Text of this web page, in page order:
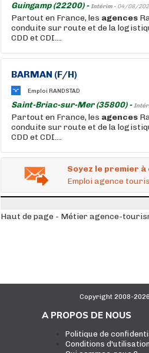
Guingamp (22200) -Intérim - 04/08/
Partout en France, les agences
conduite sur route et de la
CDD et CDI....
BARMAN (F/H)
Emploi RANDSTAD
Saint-Briac-sur-Mer (35800) -
Partout en France, les agences
conduite sur route et de la
CDD et CDI....
Soyez le premier
Emploi agence
Haut de page - Métier agence-
Copyright 2008-
A PROPOS DE NOUS
Politique de
Conditions d'utilisation